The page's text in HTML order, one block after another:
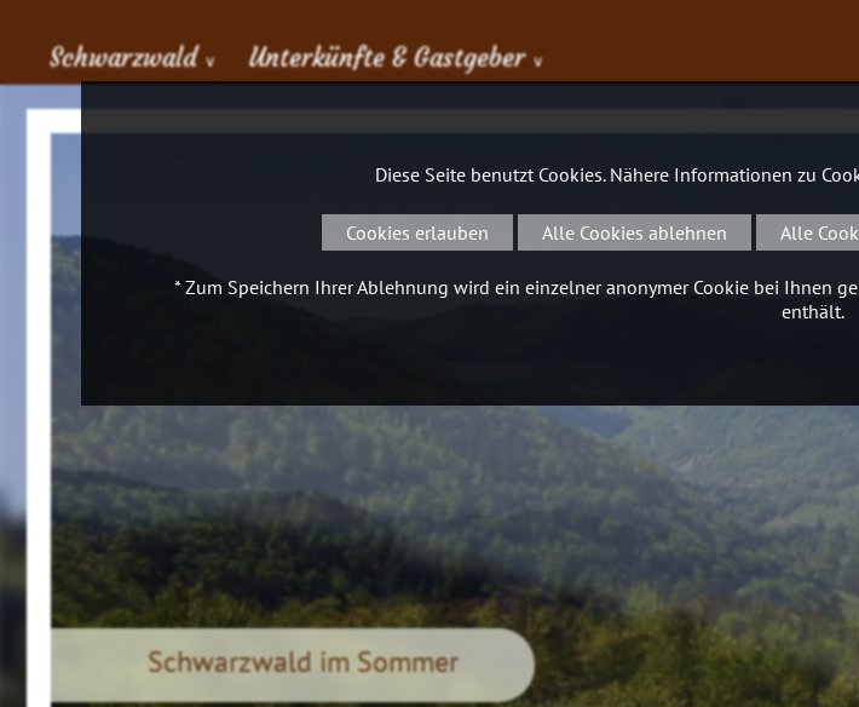
Schwarzwald ∨ Unterkünfte & Gastgeber ∨
Schwarzwald im Sommer
Diese Seite benutzt Cookies. Nähere Informationen zu
Cookies erlauben Alle Cookies ablehnen Alle
* Zum Speichern Ihrer Ablehnung wird ein einzelner anonymer Cookie bei Ihnen
enthält.